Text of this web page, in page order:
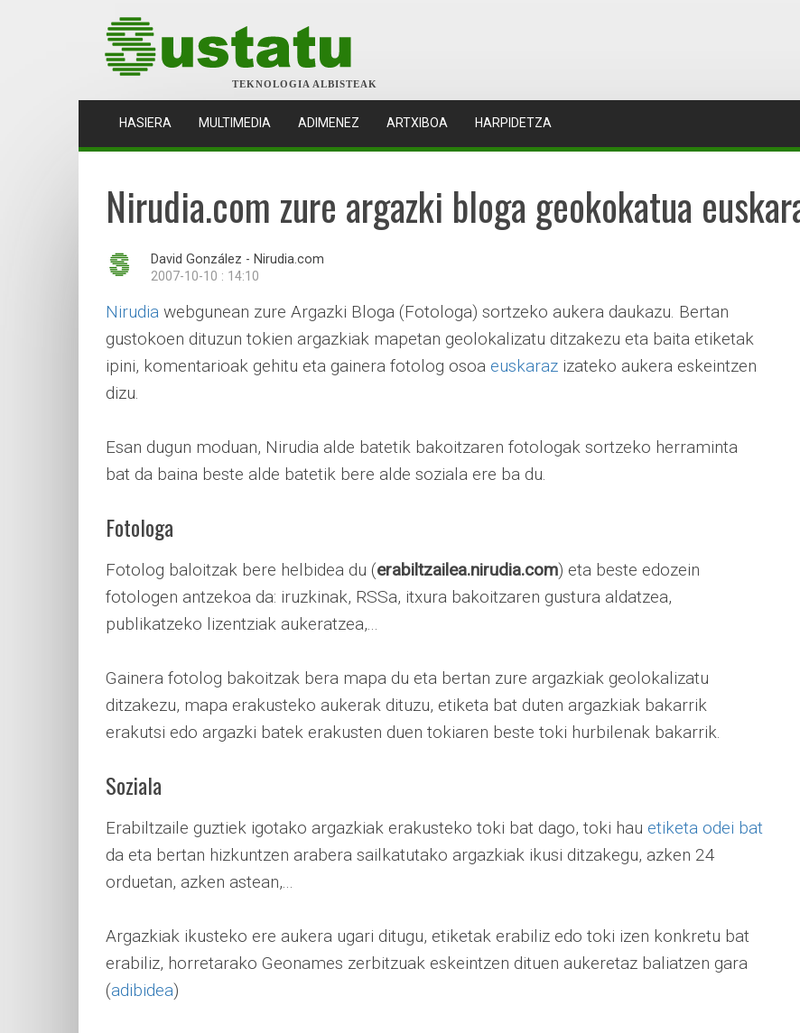
TEKNOLOGIA ALBISTEAK
HASIERA (CURRENT)
MULTIMEDIA ADIMENEZ ARTXIBOA HARPIDETZA
Nirudia.com zure argazki bloga geokokatua
David González - Nirudia.com
2007-10-10 : 14:10
Nirudia webgunean zure Argazki Bloga (Fotologa) sortzeko aukera daukazu. Bertan
gustokoen dituzun tokien argazkiak mapetan geolokalizatu ditzakezu eta baita etiketak
ipini, komentarioak gehitu eta gainera fotolog osoa euskaraz izateko aukera eskeintzen
dizu.
Esan dugun moduan, Nirudia alde batetik bakoitzaren fotologak sortzeko herraminta
bat da baina beste alde batetik bere alde soziala ere ba du.
Fotologa
Fotolog baloitzak bere helbidea du (erabiltzailea.nirudia.com) eta beste edozein
fotologen antzekoa da: iruzkinak, RSSa, itxura bakoitzaren gustura aldatzea,
publikatzeko lizentziak aukeratzea,...
Gainera fotolog bakoitzak bera mapa du eta bertan zure argazkiak geolokalizatu
ditzakezu, mapa erakusteko aukerak dituzu, etiketa bat duten argazkiak bakarrik
erakutsi edo argazki batek erakusten duen tokiaren beste toki hurbilenak bakarrik.
Soziala
Erabiltzaile guztiek igotako argazkiak erakusteko toki bat dago, toki hau etiketa odei bat
da eta bertan hizkuntzen arabera sailkatutako argazkiak ikusi ditzakegu, azken 24
orduetan, azken astean,...
Argazkiak ikusteko ere aukera ugari ditugu, etiketak erabiliz edo toki izen konkretu bat
erabiliz, horretarako Geonames zerbitzuak eskeintzen dituen aukeretaz baliatzen gara
(adibidea)